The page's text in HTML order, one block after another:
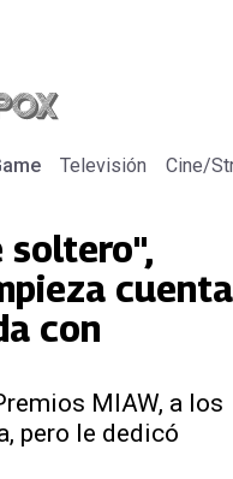
Televisión Cine/
soltero",
cuenta
con
MIAW, a los
pero le dedicó